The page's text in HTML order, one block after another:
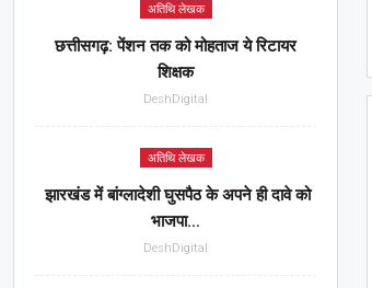
अतिथि लेखक
छत्तीसगढ़: पेंशन तक को मोहताज ये रिटायर
शिक्षक
DeshDigital
अतिथि लेखक
झारखंड में बांग्लादेशी घुसपैठ के अपने ही दावे को
भाजपा…
DeshDigital